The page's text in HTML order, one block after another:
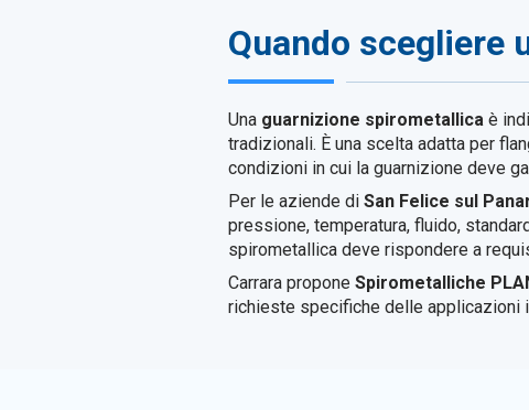
Quando scegliere
Una guarnizione spirometallica è
tradizionali. È una scelta adatta per
condizioni in cui la guarnizione deve
Per le aziende di San Felice sul
pressione, temperatura, fluido,
spirometallica deve rispondere a
Carrara propone Spirometalliche
richieste specifiche delle applicazioni